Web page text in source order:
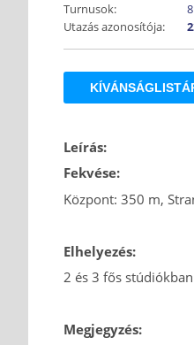
Turnusok:
Utazás azonosítója:
Leírás:
Fekvése:
Központ: 350 m,
Elhelyezés:
2 és 3 fős
Megjegyzés: